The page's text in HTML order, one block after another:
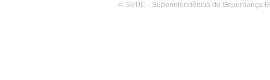
© SeTIC - Superintendência de Governança